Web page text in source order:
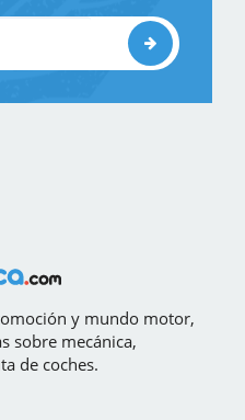
y mundo motor,
sobre mecánica,
de coches.